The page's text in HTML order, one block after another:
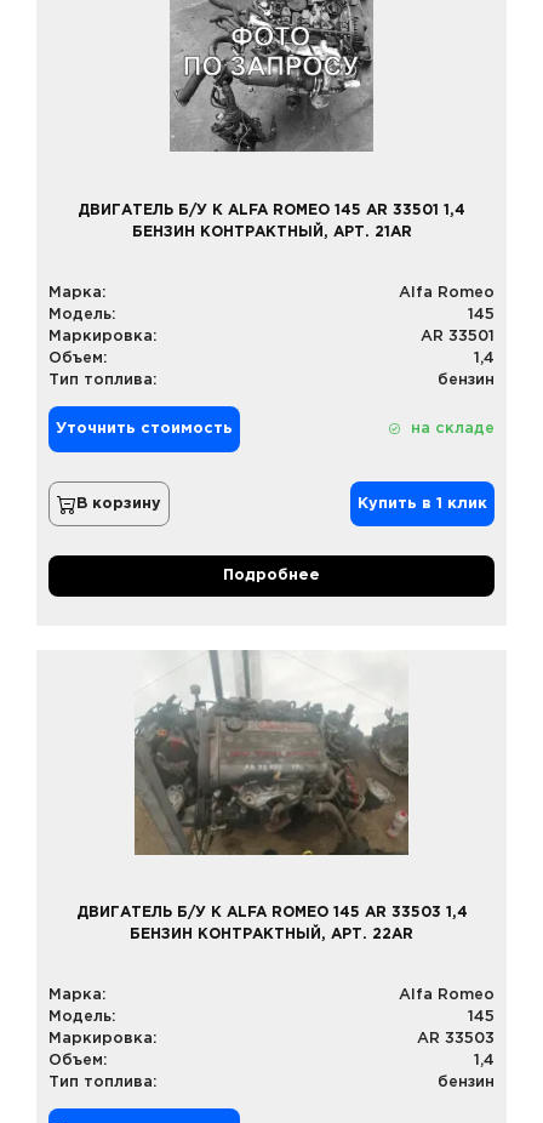
ДВИГАТЕЛЬ Б/У К ALFA ROMEO 145 AR 33501 1,4
БЕНЗИН КОНТРАКТНЫЙ, АРТ. 21AR
Марка:
Alfa Romeo
Модель:
145
Маркировка:
AR 33501
Объем:
1,4
Тип топлива:
бензин
Уточнить стоимость на складе
В корзину Купить в 1 клик
Подробнее
ДВИГАТЕЛЬ Б/У К ALFA ROMEO 145 AR 33503 1,4
БЕНЗИН КОНТРАКТНЫЙ, АРТ. 22AR
Марка:
Alfa Romeo
Модель:
145
Маркировка:
AR 33503
Объем:
1,4
Тип топлива:
бензин